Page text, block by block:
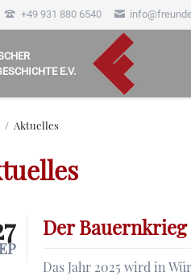
+49 931 880 6540
E.V.
Aktuelles
Der Bauernkrieg
Das Jahr 2025 wird in